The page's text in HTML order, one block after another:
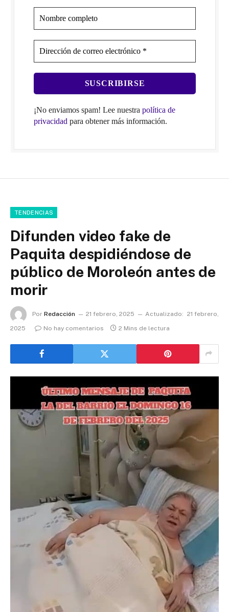
¡No enviamos spam! Lee nuestra política de
privacidad para obtener más información.
TENDENCIAS
Difunden video fake de
Paquita despidiéndose de
público de Moroleón antes de
morir
Por Redacción 21 febrero, 2025 Actualizado: 21 febrero,
2025
No hay comentarios 2 Mins de lectura